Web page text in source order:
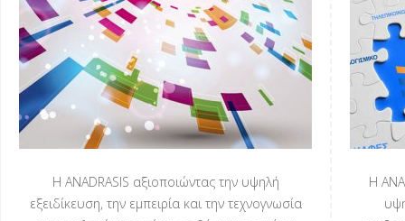
Η ANADRASIS αξιοποιώντας την υψηλή
εξειδίκευση, την εμπειρία και την τεχνογνωσία
Η